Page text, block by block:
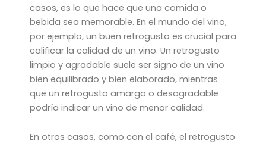
casos, es lo que hace que una comida o
bebida sea memorable. En el mundo del vino,
por ejemplo, un buen retrogusto es crucial para
calificar la calidad de un vino. Un retrogusto
limpio y agradable suele ser signo de un vino
bien equilibrado y bien elaborado, mientras
que un retrogusto amargo o desagradable
podría indicar un vino de menor calidad.
En otros casos, como con el café, el retrogusto